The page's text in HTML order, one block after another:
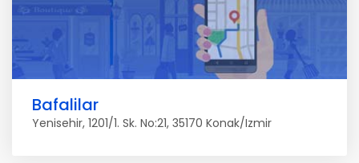
Bafalilar
Yenisehir, 1201/1. Sk. No:21, 35170 Konak/Izmir